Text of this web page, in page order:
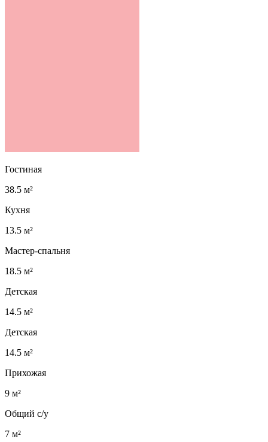
Гостиная
38.5 м²
Кухня
13.5 м²
Мастер-спальня
18.5 м²
Детская
14.5 м²
Детская
14.5 м²
Прихожая
9 м²
Общий с/у
7 м²